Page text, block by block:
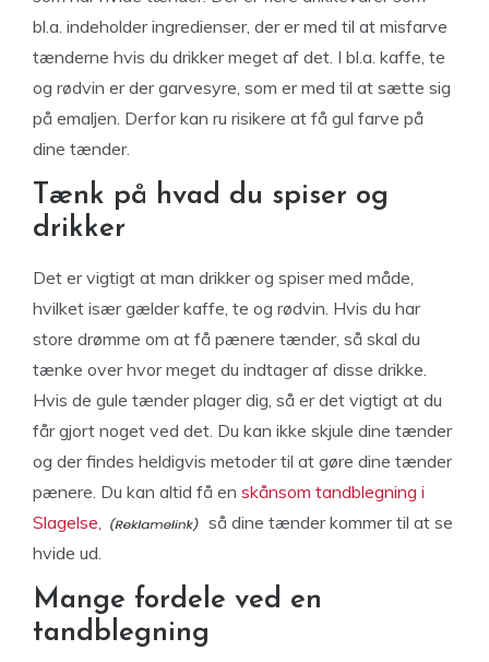
bl.a. indeholder ingredienser, der er med til at misfarve
tænderne hvis du drikker meget af det. I bl.a. kaffe, te
og rødvin er der garvesyre, som er med til at sætte sig
på emaljen. Derfor kan ru risikere at få gul farve på
dine tænder.
Tænk på hvad du spiser og
drikker
Det er vigtigt at man drikker og spiser med måde,
hvilket især gælder kaffe, te og rødvin. Hvis du har
store drømme om at få pænere tænder, så skal du
tænke over hvor meget du indtager af disse drikke.
Hvis de gule tænder plager dig, så er det vigtigt at du
får gjort noget ved det. Du kan ikke skjule dine tænder
og der findes heldigvis metoder til at gøre dine tænder
pænere. Du kan altid få en skånsom tandblegning i
Slagelse,
så dine tænder kommer til at se
hvide ud.
Mange fordele ved en
tandblegning